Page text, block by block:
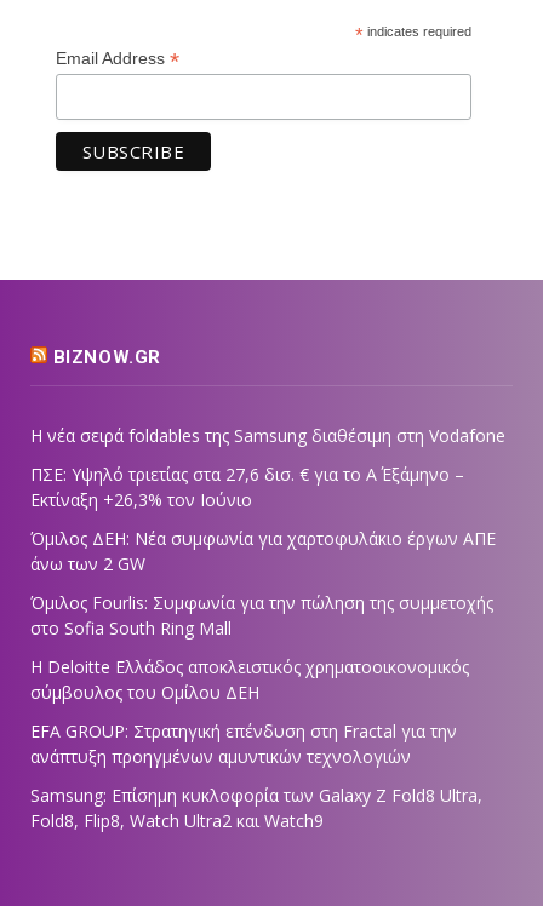
*indicates required
Email Address *
BIZNOW.GR
Η νέα σειρά foldables της Samsung διαθέσιμη στη Vodafone
ΠΣΕ: Υψηλό τριετίας στα 27,6 δισ. € για το Α΄ Εξάμηνο –
Εκτίναξη +26,3% τον Ιούνιο
Όμιλος ΔΕΗ: Νέα συμφωνία για χαρτοφυλάκιο έργων ΑΠΕ
άνω των 2 GW
Όμιλος Fourlis: Συμφωνία για την πώληση της συμμετοχής
στο Sofia South Ring Mall
Η Deloitte Ελλάδος αποκλειστικός χρηματοοικονομικός
σύμβουλος του Ομίλου ΔΕΗ
EFA GROUP: Στρατηγική επένδυση στη Fractal για την
ανάπτυξη προηγμένων αμυντικών τεχνολογιών
Samsung: Επίσημη κυκλοφορία των Galaxy Z Fold8 Ultra,
Fold8, Flip8, Watch Ultra2 και Watch9